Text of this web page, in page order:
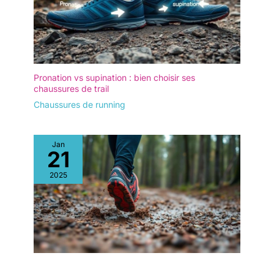
Pronation vs supination : bien choisir ses
chaussures de trail
Chaussures de running
Jan
21
2025